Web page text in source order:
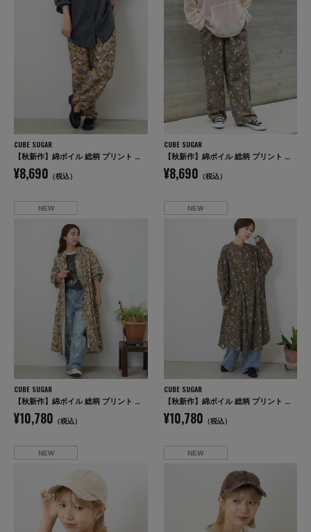
CUBE SUGAR
【秋新作】綿ボイル 総柄 プリント イージーパンツ
¥8,690 （税込）
CUBE SUGAR
【秋新作】綿ボイル 総柄 プリント イージーパンツ
¥8,690 （税込）
NEW
CUBE SUGAR
【秋新作】綿ボイル 総柄 プリント ドロスト シャツワンピース
¥10,780 （税込）
NEW
CUBE SUGAR
【秋新作】綿ボイル 総柄 プリント ドロスト シャツワンピース
¥10,780 （税込）
NEW NEW